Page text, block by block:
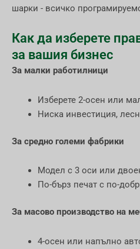
шарки - всичко
Как да изберете
за вашия бизнес
За малки работилници
Изберете 2-осен или
Ниска инвестиция,
За средно големи фабрики
Модел с 3 оси или
По-бърз печат с по-
За масово производство на
4-осен или напълно